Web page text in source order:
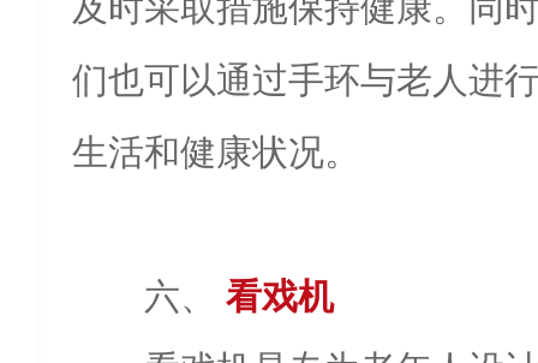
们也可以通过手环与老人进
生活和健康状况。
六、
看戏机